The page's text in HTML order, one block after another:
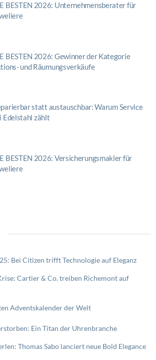
BESTEN 2026: Unternehmensberater für
BESTEN 2026: Gewinner der Kategorie
und Räumungsverkäufe
statt austauschbar: Warum Service
Edelstahl zählt
BESTEN 2026: Versicherungsmakler für
Bei Citizen trifft Technologie auf Eleganz
Cartier & Co. treiben Richemont auf
Adventskalender der Welt
Ein Titan der Uhrenbranche
Thomas Sabo lanciert neue Bold Elegance